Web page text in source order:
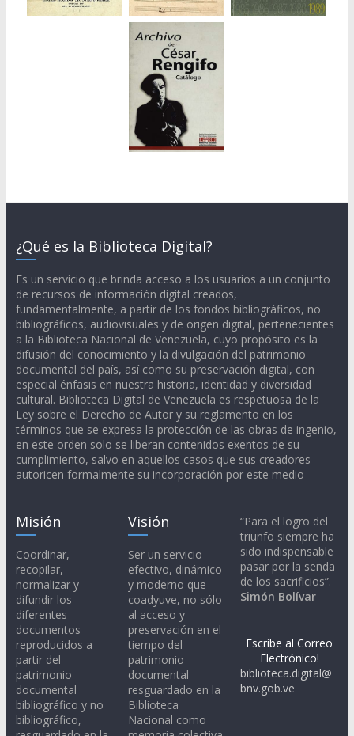
¿Qué es la Biblioteca Digital?
Es un servicio que brinda acceso a los usuarios a un conjunto
de recursos de información digital creados,
fundamentalmente, a partir de los fondos bibliográficos, no
bibliográficos, audiovisuales y de origen digital, pertenecientes
a la Biblioteca Nacional de Venezuela, cuyo propósito es la
difusión del conocimiento y la divulgación del patrimonio
documental del país, así como su preservación digital, con
especial énfasis en nuestra historia, identidad y diversidad
cultural. Biblioteca Digital de Venezuela es respetuosa de la
Ley sobre el Derecho de Autor y su reglamento en los
términos que se expresa la protección de las obras de ingenio,
en este orden solo se liberan contenidos exentos de su
cumplimiento, salvo en aquellos casos que sus creadores
autoricen formalmente su incorporación por este medio
Misión
Coordinar,
recopilar,
normalizar y
difundir los
diferentes
documentos
reproducidos a
partir del
patrimonio
documental
bibliográfico y no
bibliográfico,
Visión
Ser un servicio
efectivo, dinámico
y moderno que
coadyuve, no sólo
al acceso y
preservación en el
tiempo del
patrimonio
documental
resguardado en la
Biblioteca
Nacional como
“Para el logro del
triunfo siempre ha
sido indispensable
pasar por la senda
de los sacrificios”.
Simón Bolívar
Escribe al Correo
Electrónico!
biblioteca.digital@
bnv.gob.ve